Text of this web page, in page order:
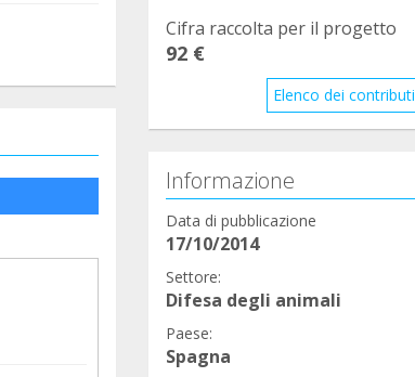
Cifra raccolta per il progetto
92 €
Elenco dei contributi
Informazione
Data di pubblicazione
17/10/2014
Settore:
Difesa degli animali
Paese:
Spagna